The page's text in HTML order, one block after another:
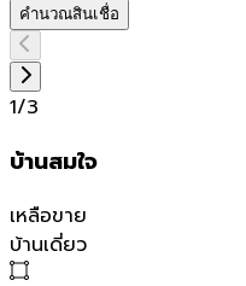
คำนวณสินเชื่อ
1/3
บ้านสมใจ
เหลือขาย
บ้านเดี่ยว